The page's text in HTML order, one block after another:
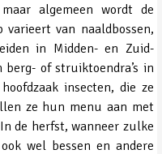
algemeen wordt de
van naaldbossen,
in Midden- en Zuid-
of struiktoendra’s in
insecten, die ze
ze hun menu aan met
de herfst, wanneer zulke
wel bessen en andere